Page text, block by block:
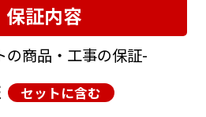
保証内容
の商品・工事の保証
セットに含む